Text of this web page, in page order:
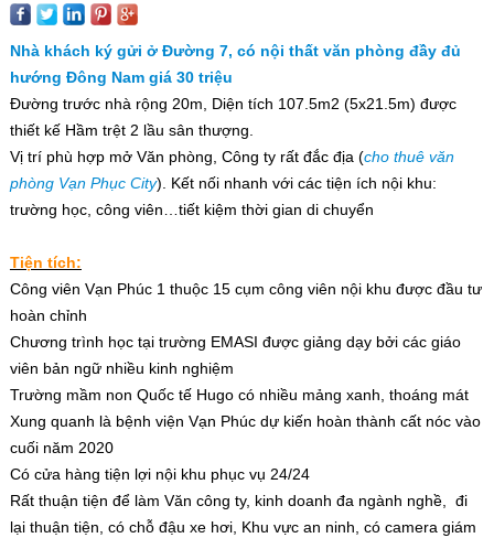
Nhà khách ký gửi ở Đường 7, có nội thất văn phòng đầy đủ
hướng Đông Nam giá 30 triệu
Đường trước nhà rộng 20m, Diện tích 107.5m2 (5x21.5m) được
thiết kế Hầm trệt 2 lầu sân thượng.
Vị trí phù hợp mở Văn phòng, Công ty rất đắc địa (cho thuê văn
phòng Vạn Phục City). Kết nối nhanh với các tiện ích nội khu:
trường học, công viên…tiết kiệm thời gian di chuyển
Tiện tích:
Công viên Vạn Phúc 1 thuộc 15 cụm công viên nội khu được đầu tư
hoàn chỉnh
Chương trình học tại trường EMASI được giảng dạy bởi các giáo
viên bản ngữ nhiều kinh nghiệm
Trường mầm non Quốc tế Hugo có nhiều mảng xanh, thoáng mát
Xung quanh là bệnh viện Vạn Phúc dự kiến hoàn thành cất nóc vào
cuối năm 2020
Có cửa hàng tiện lợi nội khu phục vụ 24/24
Rất thuận tiện để làm Văn công ty, kinh doanh đa ngành nghề, đi
lại thuận tiện, có chỗ đậu xe hơi, Khu vực an ninh, có camera giám